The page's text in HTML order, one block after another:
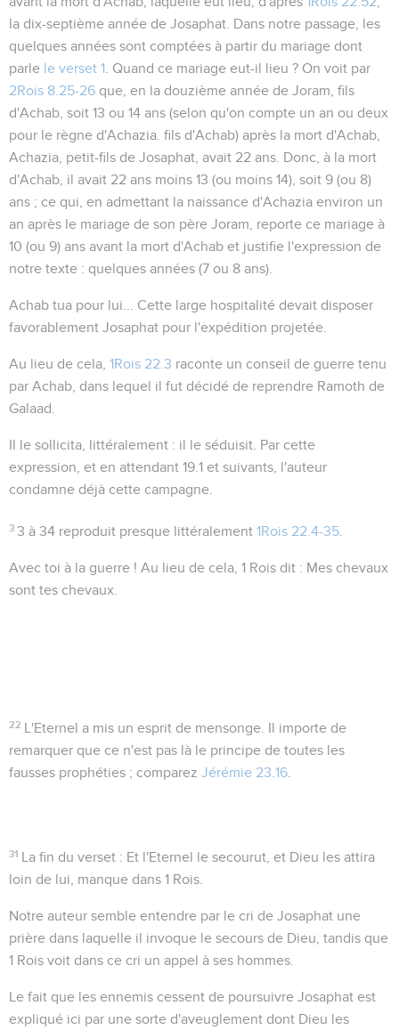
la dix-septième année de Josaphat. Dans notre passage, les
quelques années sont comptées à partir du mariage dont
parle le verset 1 . Quand ce mariage eut-il lieu ? On voit par
2Rois 8.25-26 que, en la douzième année de Joram, fils
d'Achab, soit 13 ou 14 ans (selon qu'on compte un an ou deux
pour le règne d'Achazia. fils d'Achab) après la mort d'Achab,
Achazia, petit-fils de Josaphat, avait 22 ans. Donc, à la mort
d'Achab, il avait 22 ans moins 13 (ou moins 14), soit 9 (ou 8)
ans ; ce qui, en admettant la naissance d'Achazia environ un
an après le mariage de son père Joram, reporte ce mariage à
10 (ou 9) ans avant la mort d'Achab et justifie l'expression de
notre texte : quelques années (7 ou 8 ans).
Achab tua pour lui...
Cette large hospitalité devait disposer
favorablement Josaphat pour l'expédition projetée.
Au lieu de cela, 1Rois 22.3 raconte un conseil de guerre tenu
par Achab, dans lequel il fut décidé de reprendre Ramoth de
Galaad.
Il le sollicita , littéralement : il le séduisit . Par cette
expression, et en attendant 19.1 et suivants, l'auteur
condamne déjà cette campagne.
3 3 à 34 reproduit presque littéralement1Rois 22.4-35
Avec toi à la guerre ! Au lieu de cela, 1 Rois dit : Mes chevaux
sont tes chevaux
22 L'Eternel a mis un esprit de mensonge . Il importe de
remarquer que ce n'est pas là le principe de toutes les
fausses prophéties ; comparez Jérémie 23.16
31 La fin du verset : Et l'Eternel le secourut, et Dieu les attira
loin de lui , manque dans 1 Rois.
Notre auteur semble entendre par le cri de Josaphat une
prière dans laquelle il invoque le secours de Dieu, tandis que
1 Rois voit dans ce cri un appel à ses hommes.
Le fait que les ennemis cessent de poursuivre Josaphat est
expliqué ici par une sorte d'aveuglement dont Dieu les